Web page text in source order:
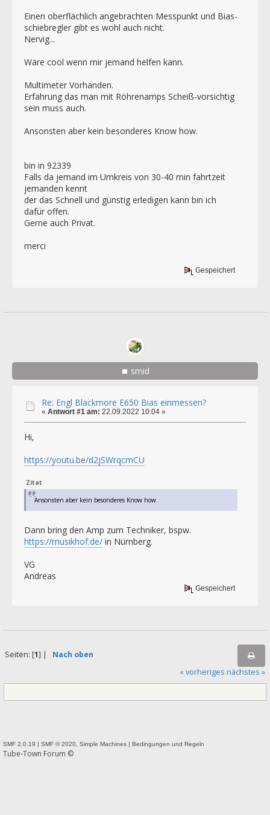
Einen oberflächlich angebrachten Messpunkt und Bias-
schiebregler gibt es wohl auch nicht.
Nervig...
Wäre cool wenn mir jemand helfen kann.
Multimeter Vorhanden.
Erfahrung das man mit Röhrenamps Scheiß-vorsichtig
sein muss auch.
Ansonsten aber kein besonderes Know how.
bin in 92339
Falls da jemand im Umkreis von 30-40 min fahrtzeit
jemanden kennt
der das Schnell und günstig erledigen kann bin ich
dafür offen.
Gerne auch Privat.
merci
Gespeichert
smid
Re: Engl Blackmore E650 Bias einmessen?
« Antwort #1 am: 22.09.2022 10:04 »
Hi,
https://youtu.be/d2jSWrqcmCU
Zitat
Ansonsten aber kein besonderes Know how.
Dann bring den Amp zum Techniker, bspw.
https://musikhof.de/ in Nürnberg.
VG
Andreas
Gespeichert
Seiten: [1] | Nach oben
« vorheriges nächstes »
SMF 2.0.19 | SMF © 2020 Simple Machines | Bedingungen und Regeln
Tube-Town Forum ©